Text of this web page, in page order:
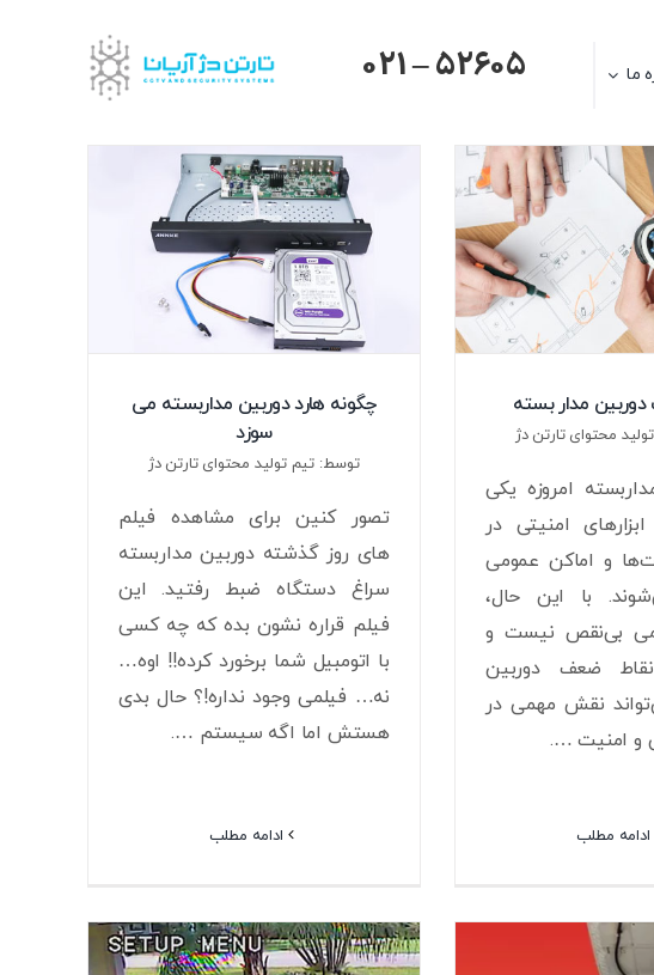
ما 021 – 52605
مدار بسته
محتوای تارتن دژ
امروزه یکی
امنیتی در
و اماکن عمومی
با این حال،
بی‌نقص نیست و
ضعف دوربین
نقش مهمی در
و امنیت ….
ادامه مطلب
چگونه هارد دوربین مداربسته می
سوزد
توسط: تیم تولید محتوای تارتن دژ
تصور کنین برای مشاهده فیلم
های روز گذشته دوربین مداربسته
سراغ دستگاه ضبط رفتید. این
فیلم قراره نشون بده که چه کسی
با اتومبیل شما برخورد کرده!! اوه…
نه… فیلمی وجود نداره!؟ حال بدی
هستش اما اگه سیستم ….
ادامه مطلب